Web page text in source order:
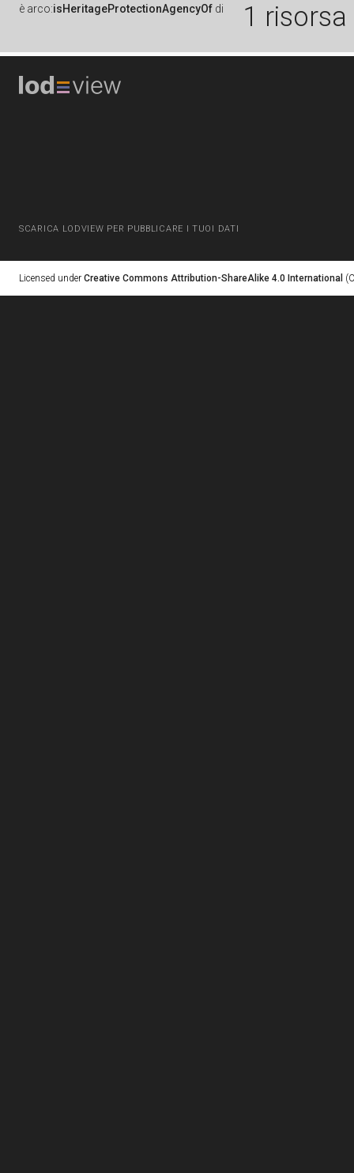
è arco:isHeritageProtectionAgencyOf di 1 risorsa
SCARICA LODVIEW PER PUBBLICARE I TUOI DATI
Licensed under Creative Commons Attribution-ShareAlike 4.0 International